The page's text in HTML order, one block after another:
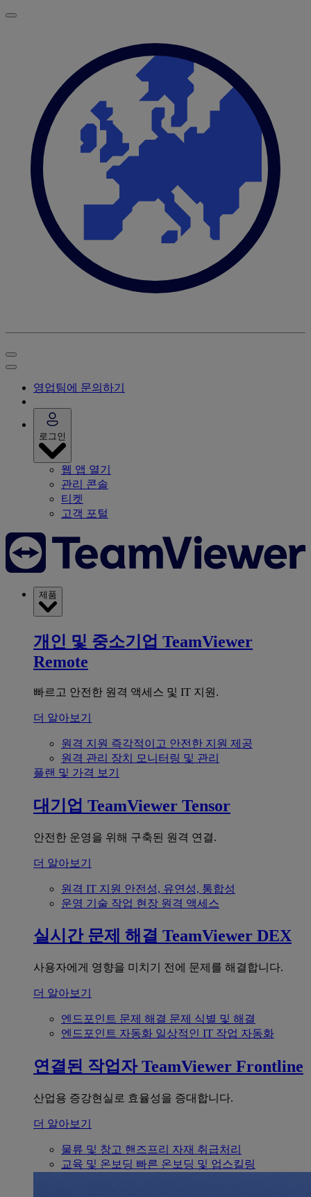
영업팀에 문의하기
로그인
웹 앱 열기
관리 콘솔
티켓
고객 포털
제품
개인 및 중소기업 TeamViewer
Remote
빠르고 안전한 원격 액세스 및 IT 지원.
더 알아보기
원격 지원 즉각적이고 안전한 지원 제공
원격 관리 장치 모니터링 및 관리
플랜 및 가격 보기
대기업 TeamViewer Tensor
안전한 운영을 위해 구축된 원격 연결.
더 알아보기
원격 IT 지원 안전성, 유연성, 통합성
운영 기술 작업 현장 원격 액세스
실시간 문제 해결 TeamViewer DEX
사용자에게 영향을 미치기 전에 문제를 해결합니다.
더 알아보기
엔드포인트 문제 해결 문제 식별 및 해결
엔드포인트 자동화 일상적인 IT 작업 자동화
연결된 작업자 TeamViewer Frontline
산업용 증강현실로 효율성을 증대합니다.
더 알아보기
물류 및 창고 핸즈프리 자재 취급처리
교육 및 온보딩 빠른 온보딩 및 업스킬링